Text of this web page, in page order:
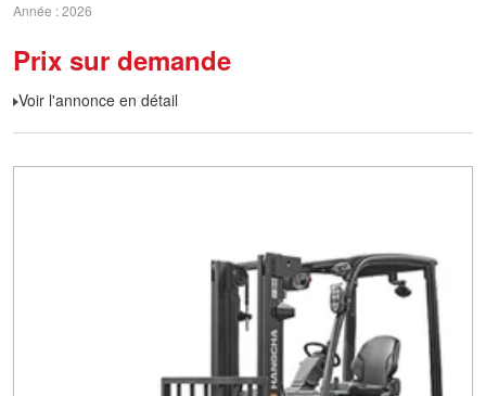
Année 2026
Prix sur demande
Voir l'annonce en détail